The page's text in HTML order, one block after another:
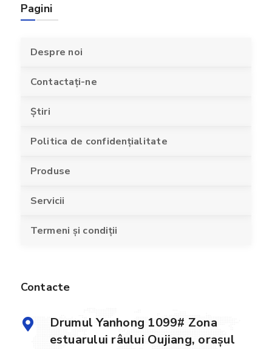
Pagini
Despre noi
Contactaţi-ne
Știri
Politica de confidențialitate
Produse
Servicii
Termeni și condiții
Contacte
Drumul Yanhong 1099# Zona
estuarului râului Oujiang, orașul